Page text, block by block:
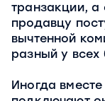
транзакции, а
продавцу
вычтенной
разный у всех
Иногда